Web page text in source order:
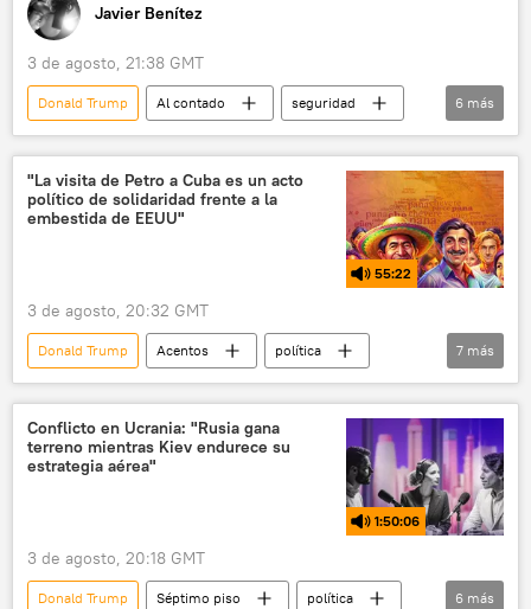
Javier Benítez
3 de agosto, 21:38 GMT
Donald Trump Al contado
seguridad
Pete Hegseth
Irán
EEUU
Casa Blanca
Tomahawk Pentágono
6 más
"La visita de Petro a Cuba es un acto
político de solidaridad frente a la
embestida de EEUU"
55:22
3 de agosto, 20:32 GMT
Donald Trump Acentos
política
seguridad
Gustavo Petro
Marco Rubio
Cuba
Honduras
🌎 América
7 más
Conflicto en Ucrania: "Rusia gana
terreno mientras Kiev endurece su
estrategia aérea"
1:50:06
3 de agosto, 20:18 GMT
Donald Trump Séptimo piso
política
6 más